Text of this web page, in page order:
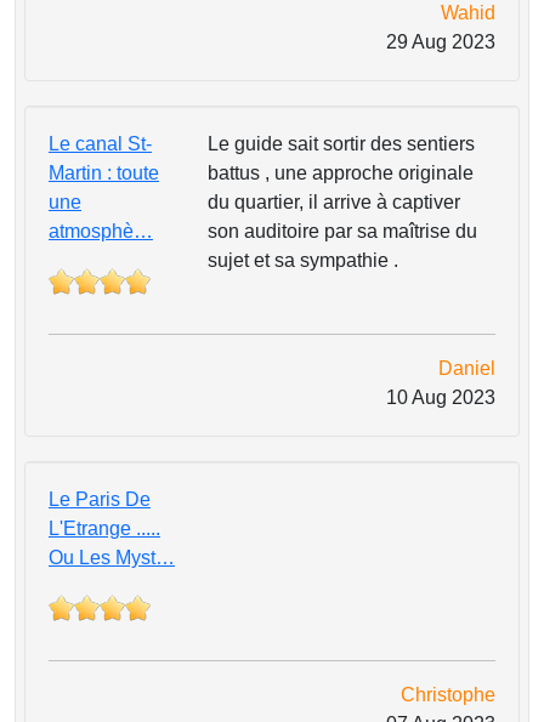
Wahid
29 Aug 2023
Le canal St-
Martin : toute
une
atmosphè…
Le guide sait sortir des sentiers
battus , une approche originale
du quartier, il arrive à captiver
son auditoire par sa maîtrise du
sujet et sa sympathie .
Daniel
10 Aug 2023
Le Paris De
L'Etrange .....
Ou Les Myst…
Christophe